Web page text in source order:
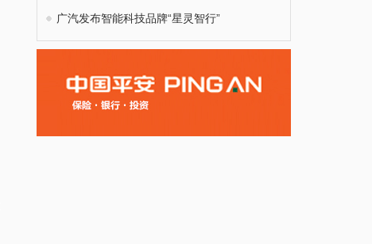
广汽发布智能科技品牌“星灵智行”